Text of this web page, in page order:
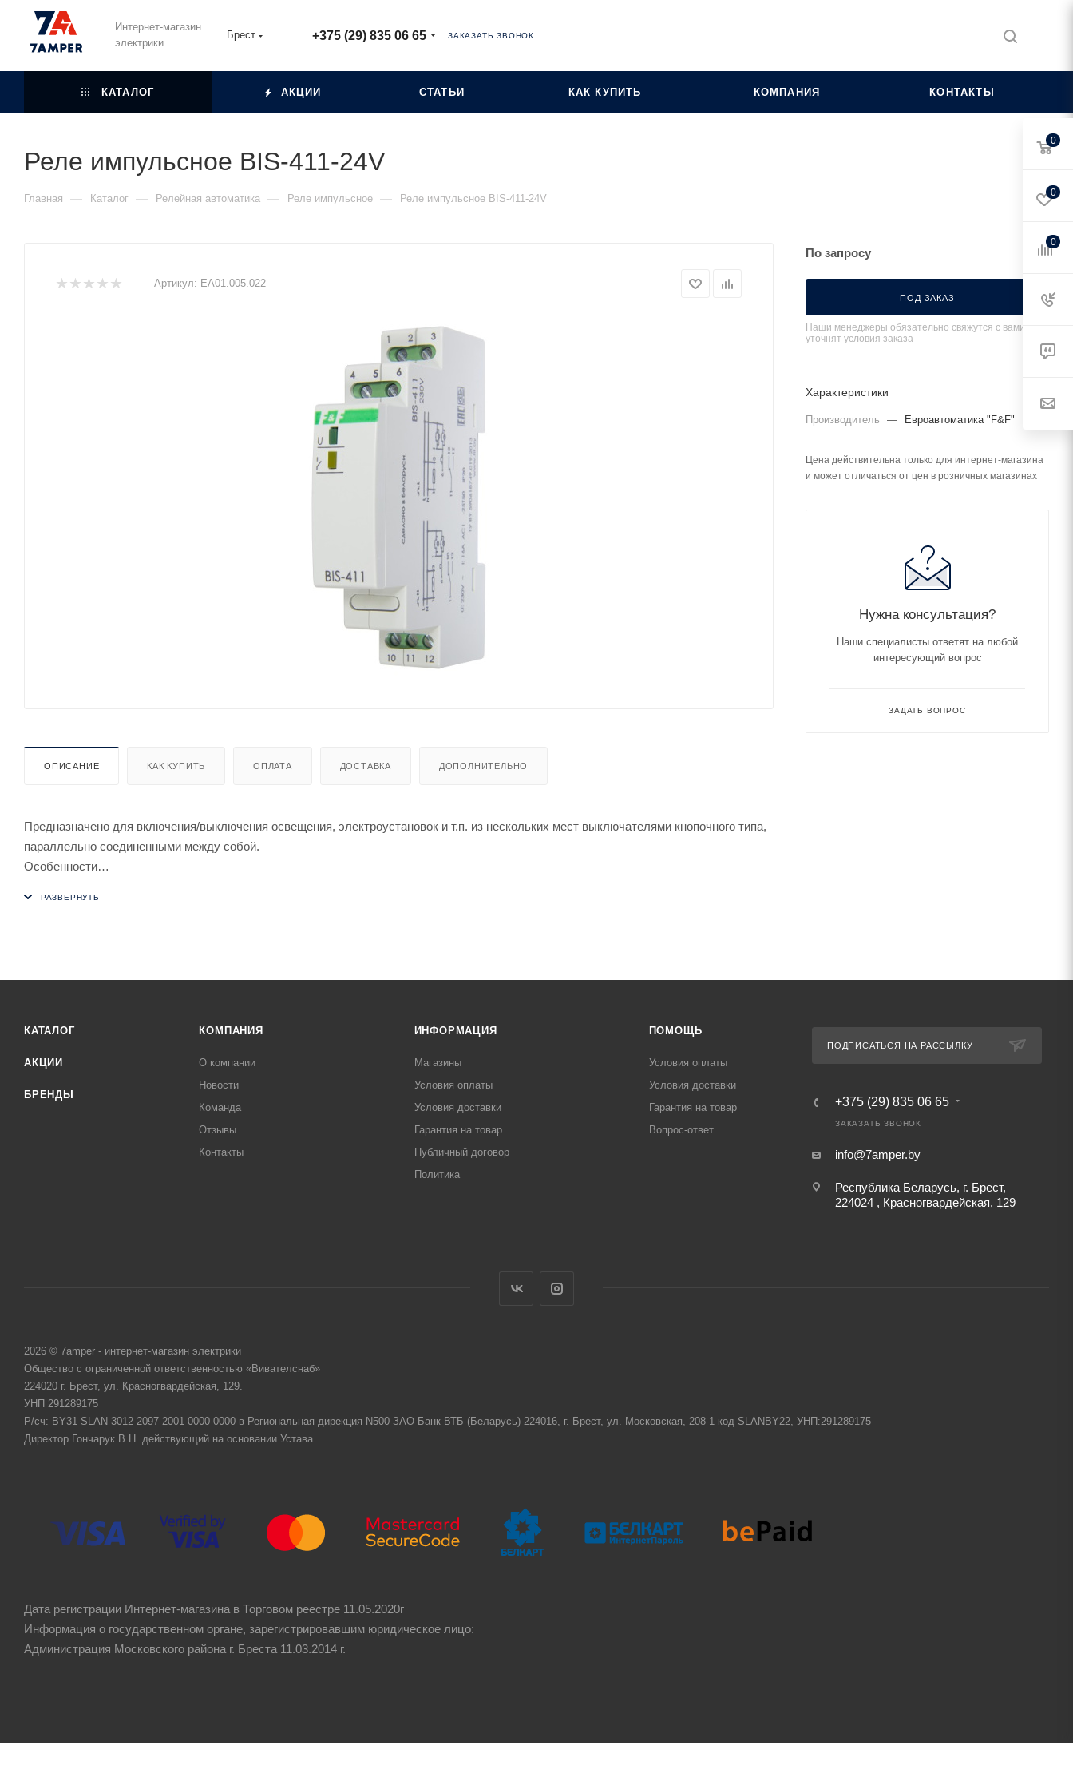
Интернет-магазин
электрики
Брест +375 (29) 835 06 65 ЗАКАЗАТЬ ЗВОНОК
КАТАЛОГ АКЦИИ СТАТЬИ КАК КУПИТЬ КОМПАНИЯ КОНТАКТЫ
Реле импульсное BIS-411-24V
Главная — Каталог — Релейная автоматика — Реле импульсное — Реле импульсное BIS-411-24V
Артикул: ЕА01.005.022
ОПИСАНИЕ КАК КУПИТЬ ОПЛАТА ДОСТАВКА ДОПОЛНИТЕЛЬНО
Предназначено для включения/выключения освещения, электроустановок и т.п. из нескольких мест выключателями кнопочного типа,
параллельно соединенными между собой.
Особенности
По запросу
ПОД ЗАКАЗ
Наши менеджеры обязательно свяжутся с вами и
уточнят условия заказа
Характеристики
Производитель — Евроавтоматика "F&F"
Цена действительна только для интернет-магазина
и может отличаться от цен в розничных магазинах
Нужна консультация?
Наши специалисты ответят на любой
интересующий вопрос
ЗАДАТЬ ВОПРОС
КАТАЛОГ
АКЦИИ
БРЕНДЫ
КОМПАНИЯ
О компании
Новости
Команда
Отзывы
Контакты
ИНФОРМАЦИЯ
Магазины
Условия оплаты
Условия доставки
Гарантия на товар
Публичный договор
Политика
ПОМОЩЬ
Условия оплаты
Условия доставки
Гарантия на товар
Вопрос-ответ
ПОДПИСАТЬСЯ НА РАССЫЛКУ
+375 (29) 835 06 65
ЗАКАЗАТЬ ЗВОНОК
info@7amper.by
Республика Беларусь, г. Брест,
224024 , Красногвардейская, 129
2026 © 7amper - интернет-магазин электрики
Общество с ограниченной ответственностью «Вивателснаб»
224020 г. Брест, ул. Красногвардейская, 129.
УНП 291289175
Р/сч: BY31 SLAN 3012 2097 2001 0000 0000 в Региональная дирекция N500 ЗАО Банк ВТБ (Беларусь) 224016, г. Брест, ул. Московская, 208-1 код SLANBY22, УНП:291289175
Директор Гончарук В.Н. действующий на основании Устава
Дата регистрации Интернет-магазина в Торговом реестре 11.05.2020г
Информация о государственном органе, зарегистрировавшим юридическое лицо:
Администрация Московского района г. Бреста 11.03.2014 г.
0
0
0